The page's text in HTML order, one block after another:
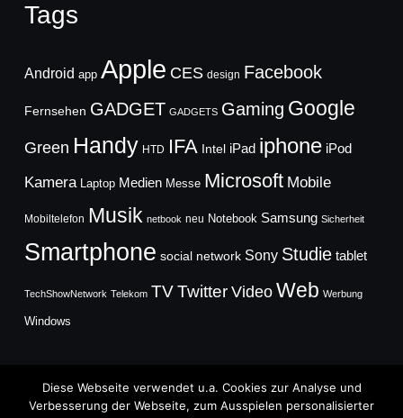
Tags
Android app Apple CES design Facebook
Fernsehen GADGET GADGETS Gaming Google
Green Handy HTD IFA Intel iPad iphone iPod
Kamera Laptop Medien Messe Microsoft Mobile
Mobiltelefon Musik netbook neu Notebook Samsung Sicherheit
Smartphone social network Sony Studie tablet
TechShowNetwork Telekom TVTwitter Video Web Werbung
Windows
Diese Webseite verwendet u.a. Cookies zur Analyse und
Verbesserung der Webseite, zum Ausspielen personalisierter